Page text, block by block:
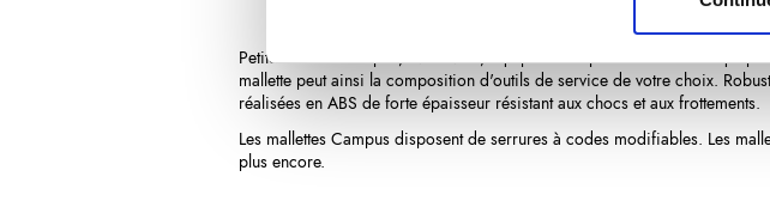
Petite malletteCampus, livrée vide, équipée de 2 plateaux Fix-Class qui
mallette peut ainsi la composition d'outils de service de votre choix.
réalisées en ABS de forte épaisseur résistant aux chocs et aux frottements.
Les mallettes Campus disposent de serrures à codes modifiables. Les
plus encore.